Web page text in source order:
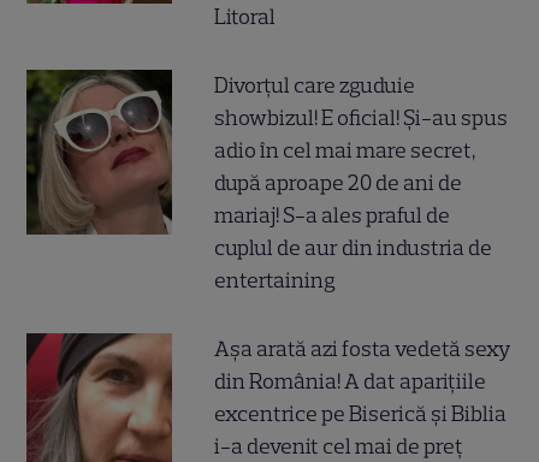
Litoral
Divorțul care zguduie
showbizul! E oficial! Și-au spus
adio în cel mai mare secret,
după aproape 20 de ani de
mariaj! S-a ales praful de
cuplul de aur din industria de
entertaining
Așa arată azi fosta vedetă sexy
din România! A dat aparițiile
excentrice pe Biserică și Biblia
i-a devenit cel mai de preț